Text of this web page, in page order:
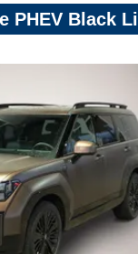
PHEV Black